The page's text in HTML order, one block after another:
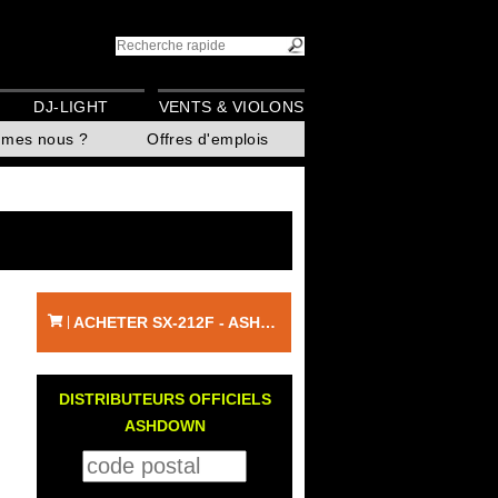
nous ? Offres d'emplois
DJ-LIGHT VENTS & VIOLONS
ACHETER SX-212F - ASHDOWN
DISTRIBUTEURS OFFICIELS
ASHDOWN